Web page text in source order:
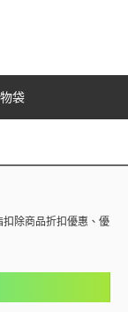
袋
除商品折扣優惠、優惠